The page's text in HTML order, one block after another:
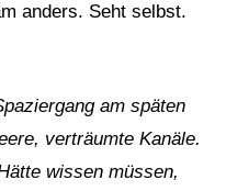
anders. Seht selbst.
am späten
verträumte Kanäle.
wissen müssen,